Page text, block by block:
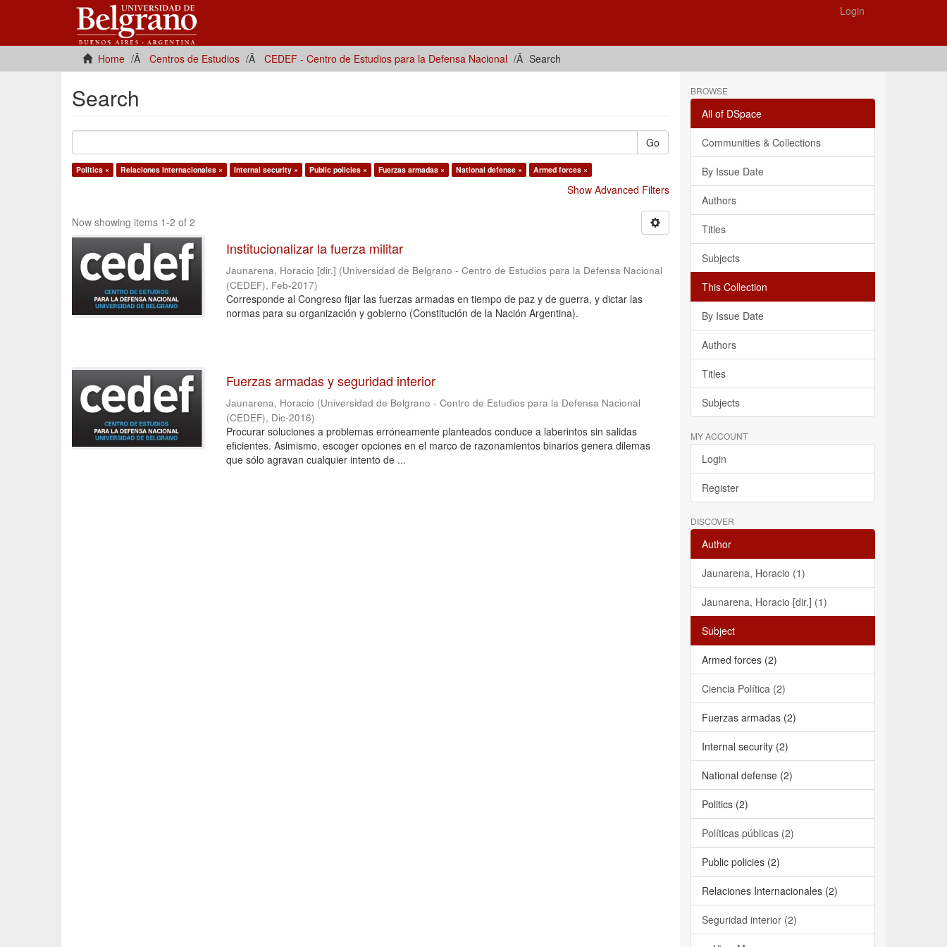
Login
Home Centros de Estudios CEDEF - Centro de Estudios para la Defensa Nacional Search
Search
Go
Politics × Relaciones Internacionales × Internal security × Public policies × Fuerzas armadas × National defense × Armed forces ×
Show Advanced Filters
Now showing items 1-2 of 2
Institucionalizar la fuerza militar
Jaunarena, Horacio [dir.] (Universidad de Belgrano - Centro de Estudios para la Defensa Nacional
(CEDEF), Feb-2017)
Corresponde al Congreso fijar las fuerzas armadas en tiempo de paz y de guerra, y dictar las
normas para su organización y gobierno (Constitución de la Nación Argentina).
Fuerzas armadas y seguridad interior
Jaunarena, Horacio (Universidad de Belgrano - Centro de Estudios para la Defensa Nacional
(CEDEF), Dic-2016)
Procurar soluciones a problemas erróneamente planteados conduce a laberintos sin salidas
eficientes. Asimismo, escoger opciones en el marco de razonamientos binarios genera dilemas
que sólo agravan cualquier intento de ...
BROWSE
All of DSpace
Communities & Collections
By Issue Date
Authors
Titles
Subjects
This Collection
By Issue Date
Authors
Titles
Subjects
MY ACCOUNT
Login
Register
DISCOVER
Author
Jaunarena, Horacio (1)
Jaunarena, Horacio [dir.] (1)
Subject
Armed forces (2)
Ciencia Política (2)
Fuerzas armadas (2)
Internal security (2)
National defense (2)
Politics (2)
Políticas públicas (2)
Public policies (2)
Relaciones Internacionales (2)
Seguridad interior (2)